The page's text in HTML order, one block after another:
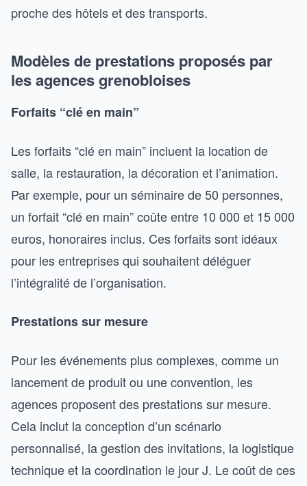
proche des hôtels et des transports.
Modèles de prestations proposés par
les agences grenobloises
Forfaits “clé en main”
Les forfaits “clé en main” incluent la location de
salle, la restauration, la décoration et l’animation.
Par exemple, pour un séminaire de 50 personnes,
un forfait “clé en main” coûte entre 10 000 et 15 000
euros, honoraires inclus. Ces forfaits sont idéaux
pour les entreprises qui souhaitent déléguer
l’intégralité de l’organisation.
Prestations sur mesure
Pour les événements plus complexes, comme un
lancement de produit ou une convention, les
agences proposent des prestations sur mesure.
Cela inclut la conception d’un scénario
personnalisé, la gestion des invitations, la logistique
technique et la coordination le jour J. Le coût de ces